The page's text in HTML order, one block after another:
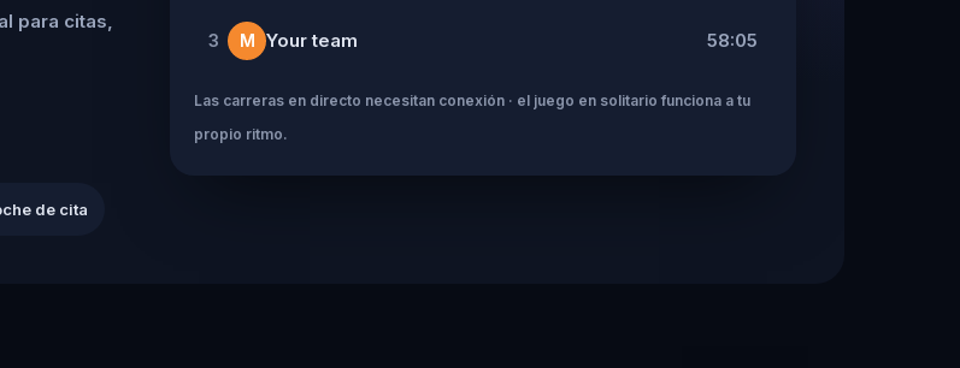
para citas,
de cita
3 M Your team 58:05
Las carreras en directo necesitan conexión · el juego en solitario funciona a tu
propio ritmo.